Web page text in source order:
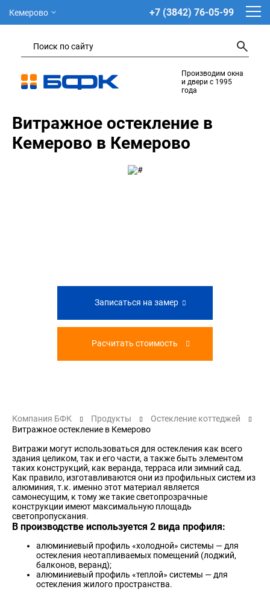
Кемерово +7 (3842) 76-05-99
Производим окна
и двери с 1995
года
Витражное остекление в
Кемерово в Кемерово
Записаться на замер
Расчитать стоимость
Компания БФК Продукты
Остекление коттеджей
Витражное остекление в Кемерово
Витражи могут использоваться для остекления как всего
здания целиком, так и его части, а также быть элементом
таких конструкций, как веранда, терраса или зимний сад.
Как правило, изготавливаются они из профильных систем из
алюминия, т.к. именно этот материал является
самонесущим, к тому же такие светопрозрачные
конструкции имеют максимальную площадь
светопропускания.
В производстве используется 2 вида профиля:
алюминиевый профиль «холодной» системы — для
остекления неотапливаемых помещений (лоджий,
балконов, веранд);
алюминиевый профиль «теплой» системы — для
остекления жилого пространства.